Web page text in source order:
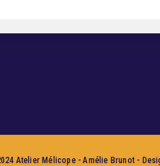
Atelier Mélicope - Amélie Brunot -